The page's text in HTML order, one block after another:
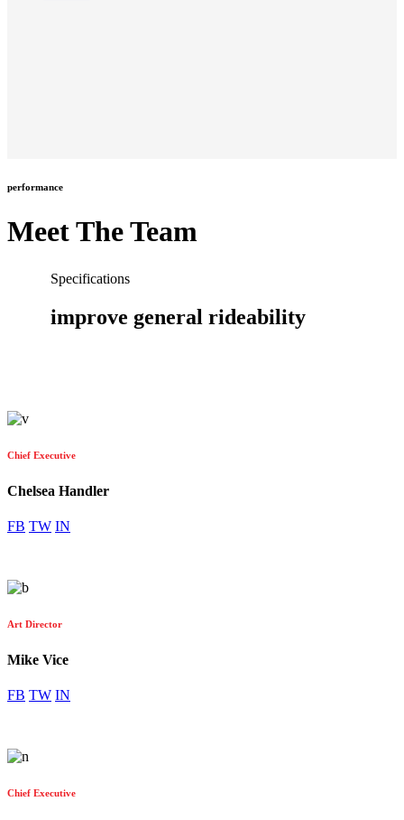
performance
Meet The Team
Specifications
improve general rideability
Chief Executive
Chelsea Handler
FB TW IN
Art Director
Mike Vice
FB TW IN
Chief Executive